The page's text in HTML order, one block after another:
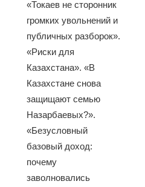
«Токаев не сторонник
громких увольнений и
публичных разборок».
«Риски для
Казахстана». «В
Казахстане снова
защищают семью
Назарбаевых?».
«Безусловный
базовый доход:
почему
заволновались